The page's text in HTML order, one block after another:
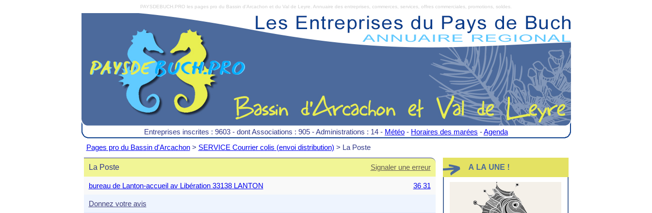
PAYSDEBUCH.PRO les pages pro du Bassin d'Arcachon et du Val de Leyre. Annuaire des entreprises, commerces, services, offres commerciales, promotions, soldes.
Entreprises inscrites : 9603 - dont Associations : 905 - Administrations : 14 - Météo - Horaires des marées -Agenda
Pages pro du Bassin d'Arcachon> SERVICE Courrier colis (envoi distribution) > La Poste
La Poste Signaler une erreur
bureau de Lanton-accueil av Libération 33138 LANTON 36 31
Donnez votre avis